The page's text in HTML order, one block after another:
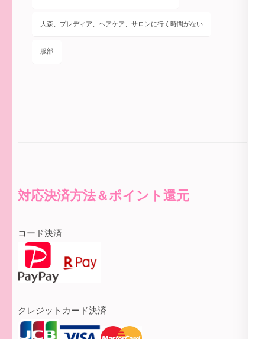
大森、プレディア、ヘアケア、サロンに行く時間がない
服部
対応決済方法＆ポイント還元
コード決済
クレジットカード決済